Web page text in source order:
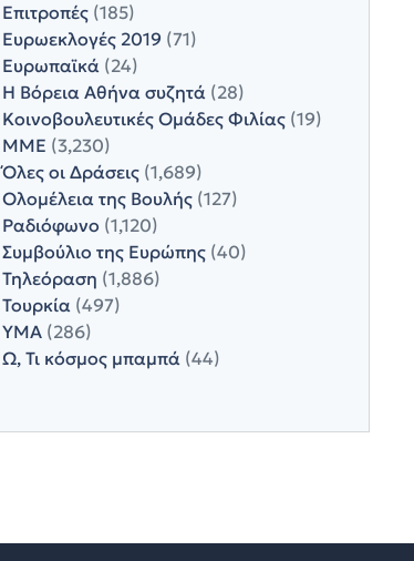
Επιτροπές(185)
Ευρωεκλογές 2019 (71)
Ευρωπαϊκά(24)
Η Βόρεια Αθήνα συζητά(28)
Κοινοβουλευτικές Ομάδες Φιλίας(19)
ΜΜΕ (3,230)
Όλες οι Δράσεις(1,689)
Ολομέλεια της Βουλής(127)
Ραδιόφωνο (1,120)
Συμβούλιο της Ευρώπης(40)
Τηλεόραση (1,886)
Τουρκία(497)
ΥΜΑ(286)
Ω, Τι κόσμος μπαμπά(44)